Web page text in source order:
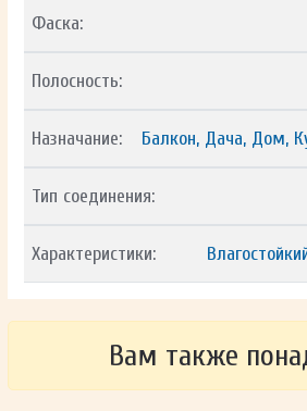
Фаска:
Полосность:
Назначание: Балкон, Дача, Дом,
Тип соединения:
Характеристики:
Вам также